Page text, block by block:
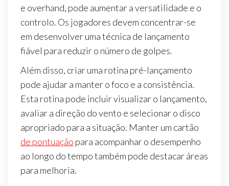
e overhand, pode aumentar a versatilidade e o
controlo. Os jogadores devem concentrar-se
em desenvolver uma técnica de lançamento
fiável para reduzir o número de golpes.
Além disso, criar uma rotina pré-lançamento
pode ajudar a manter o foco e a consistência.
Esta rotina pode incluir visualizar o lançamento,
avaliar a direção do vento e selecionar o disco
apropriado para a situação. Manter um cartão
de pontuação para acompanhar o desempenho
ao longo do tempo também pode destacar áreas
para melhoria.